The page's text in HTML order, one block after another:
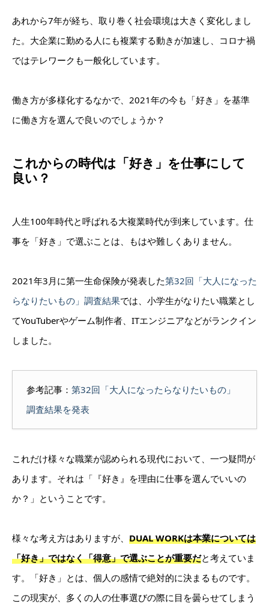
あれから7年が経ち、取り巻く社会環境は大きく変化しまし
た。大企業に勤める人にも複業する動きが加速し、コロナ禍
ではテレワークも一般化しています。
働き方が多様化するなかで、2021年の今も「好き」を基準
に働き方を選んで良いのでしょうか？
これからの時代は「好き」を仕事にして
良い？
人生100年時代と呼ばれる大複業時代が到来しています。仕
事を「好き」で選ぶことは、もはや難しくありません。
2021年3月に第一生命保険が発表した第32回「大人になった
らなりたいもの」調査結果では、小学生がなりたい職業とし
てYouTuberやゲーム制作者、ITエンジニアなどがランクイン
しました。
参考記事： 第32回「大人になったらなりたいもの」
調査結果を発表
これだけ様々な職業が認められる現代において、一つ疑問が
あります。それは「『好き』を理由に仕事を選んでいいの
か？」ということです。
様々な考え方はありますが、 DUAL WORKは本業については
「好き」ではなく「得意」で選ぶことが重要だと考えていま
す。「好き」とは、個人の感情で絶対的に決まるものです。
この現実が、多くの人の仕事選びの際に目を曇らせてしまう